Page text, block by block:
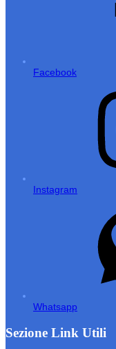
Facebook
Instagram
Whatsapp
Sezione Link Utili